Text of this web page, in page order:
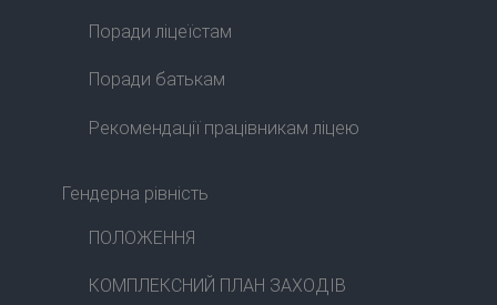
Поради ліцеїстам
Поради батькам
Рекомендації працівникам ліцею
Гендерна рівність
ПОЛОЖЕННЯ
КОМПЛЕКСНИЙ ПЛАН ЗАХОДІВ